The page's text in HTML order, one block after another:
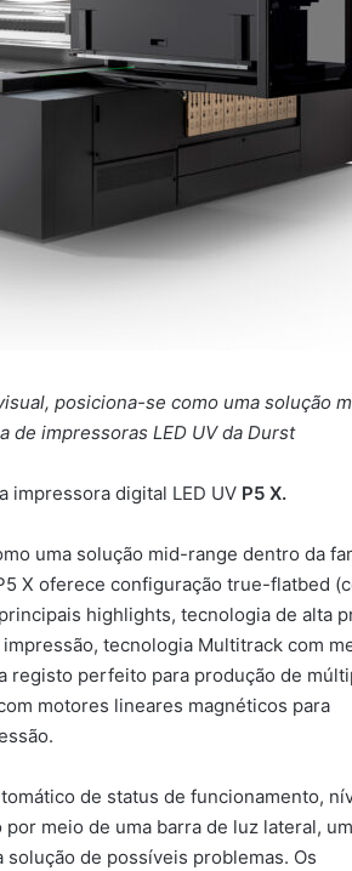
posiciona-se como uma solução
impressoras LED UV da Durst
impressora digital LED UV P5 X.
uma solução mid-range dentro da
X oferece configuração true-flatbed
highlights, tecnologia de alta
tecnologia Multitrack com
registo perfeito para produção de
motores lineares magnéticos para
de status de funcionamento,
meio de uma barra de luz lateral,
de possíveis problemas. Os